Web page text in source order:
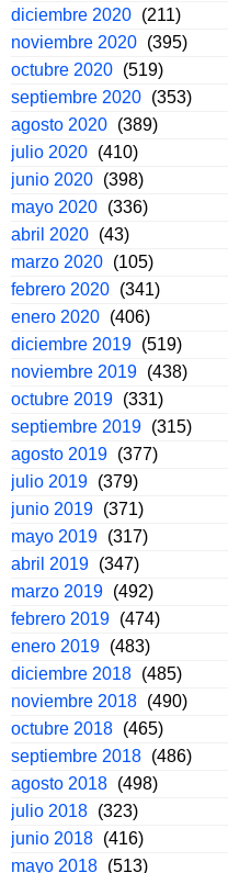
diciembre 2020 (211)
noviembre 2020 (395)
octubre 2020 (519)
septiembre 2020 (353)
agosto 2020 (389)
julio 2020 (410)
junio 2020 (398)
mayo 2020 (336)
abril 2020 (43)
marzo 2020 (105)
febrero 2020 (341)
enero 2020 (406)
diciembre 2019 (519)
noviembre 2019 (438)
octubre 2019 (331)
septiembre 2019 (315)
agosto 2019 (377)
julio 2019 (379)
junio 2019 (371)
mayo 2019 (317)
abril 2019 (347)
marzo 2019 (492)
febrero 2019 (474)
enero 2019 (483)
diciembre 2018 (485)
noviembre 2018 (490)
octubre 2018 (465)
septiembre 2018 (486)
agosto 2018 (498)
julio 2018 (323)
junio 2018 (416)
mayo 2018 (513)